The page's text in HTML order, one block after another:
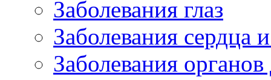
Заболевания глаз
Заболевания сердца
Заболевания